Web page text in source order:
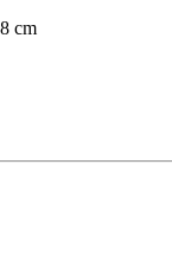
cm